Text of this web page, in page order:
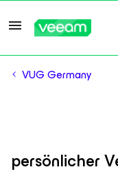
VUG Germany
persönlicher